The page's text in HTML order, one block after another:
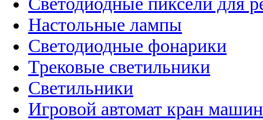
Настольные лампы
Светодиодные фонарики
Трековые светильники
Светильники
Игровой автомат кран